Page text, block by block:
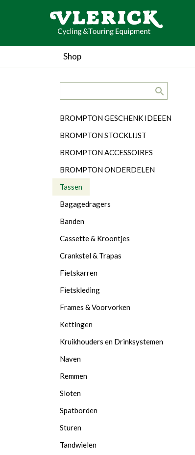
Shop
Categorieën
BROMPTON GESCHENK IDEEEN
BROMPTON STOCKLIJST
BROMPTON ACCESSOIRES
BROMPTON ONDERDELEN
Tassen
Bagagedragers
Banden
Cassette & Kroontjes
Crankstel & Trapas
Fietskarren
Fietskleding
Frames & Voorvorken
Kettingen
Kruikhouders en Drinksystemen
Naven
Remmen
Sloten
Spatborden
Sturen
Tandwielen